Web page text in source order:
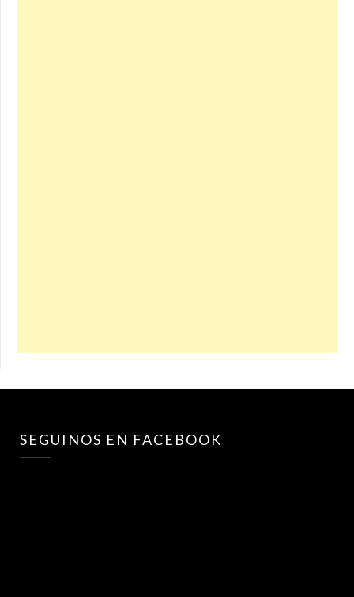
SEGUINOS EN FACEBOOK